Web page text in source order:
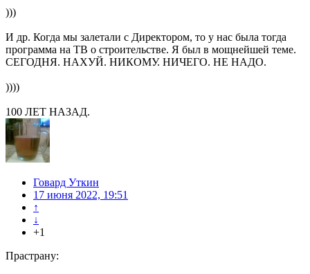
)))
И др. Когда мы залетали с Директором, то у нас была тогда
программа на ТВ о строительстве. Я был в мощнейшей теме.
СЕГОДНЯ. НАХУЙ. НИКОМУ. НИЧЕГО. НЕ НАДО.
))))
100 ЛЕТ НАЗАД.
Говард Уткин
17 июня 2022, 19:51
↑
↓
+1
Прастрану: